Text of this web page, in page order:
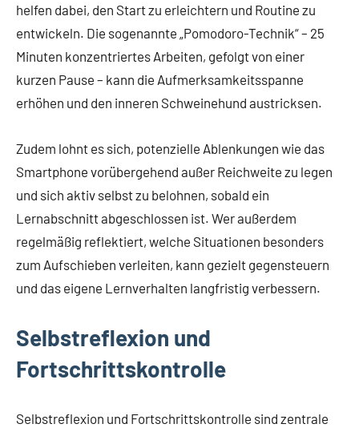
helfen dabei, den Start zu erleichtern und Routine zu
entwickeln. Die sogenannte „Pomodoro-Technik“ – 25
Minuten konzentriertes Arbeiten, gefolgt von einer
kurzen Pause – kann die Aufmerksamkeitsspanne
erhöhen und den inneren Schweinehund austricksen.
Zudem lohnt es sich, potenzielle Ablenkungen wie das
Smartphone vorübergehend außer Reichweite zu legen
und sich aktiv selbst zu belohnen, sobald ein
Lernabschnitt abgeschlossen ist. Wer außerdem
regelmäßig reflektiert, welche Situationen besonders
zum Aufschieben verleiten, kann gezielt gegensteuern
und das eigene Lernverhalten langfristig verbessern.
Selbstreflexion und
Fortschrittskontrolle
Selbstreflexion und Fortschrittskontrolle sind zentrale